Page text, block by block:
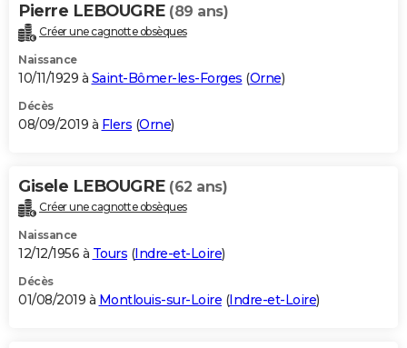
Pierre LEBOUGRE (89 ans)
Créer une cagnotte obsèques
Naissance
10/11/1929 à Saint-Bômer-les-Forges (Orne)
Décès
08/09/2019 à Flers (Orne)
Gisele LEBOUGRE (62 ans)
Créer une cagnotte obsèques
Naissance
12/12/1956 à Tours (Indre-et-Loire)
Décès
01/08/2019 à Montlouis-sur-Loire (Indre-et-Loire)